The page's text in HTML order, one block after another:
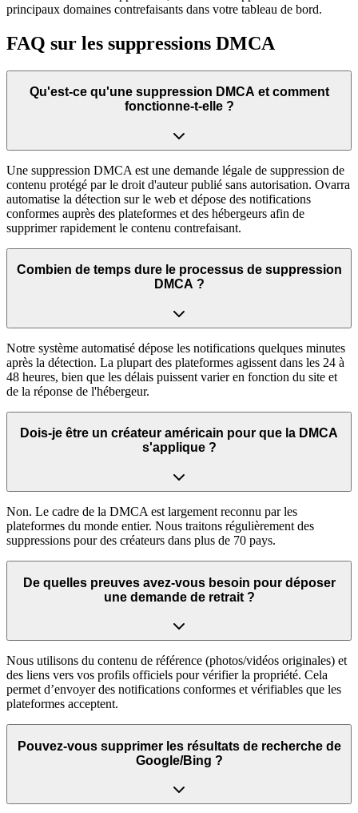
principaux domaines contrefaisants dans votre tableau de bord.
FAQ sur les suppressions DMCA
Qu'est-ce qu'une suppression DMCA et comment
fonctionne-t-elle ?
Une suppression DMCA est une demande légale de suppression de
contenu protégé par le droit d'auteur publié sans autorisation. Ovarra
automatise la détection sur le web et dépose des notifications
conformes auprès des plateformes et des hébergeurs afin de
supprimer rapidement le contenu contrefaisant.
Combien de temps dure le processus de suppression
DMCA ?
Notre système automatisé dépose les notifications quelques minutes
après la détection. La plupart des plateformes agissent dans les 24 à
48 heures, bien que les délais puissent varier en fonction du site et
de la réponse de l'hébergeur.
Dois-je être un créateur américain pour que la DMCA
s'applique ?
Non. Le cadre de la DMCA est largement reconnu par les
plateformes du monde entier. Nous traitons régulièrement des
suppressions pour des créateurs dans plus de 70 pays.
De quelles preuves avez-vous besoin pour déposer
une demande de retrait ?
Nous utilisons du contenu de référence (photos/vidéos originales) et
des liens vers vos profils officiels pour vérifier la propriété. Cela
permet d’envoyer des notifications conformes et vérifiables que les
plateformes acceptent.
Pouvez-vous supprimer les résultats de recherche de
Google/Bing ?